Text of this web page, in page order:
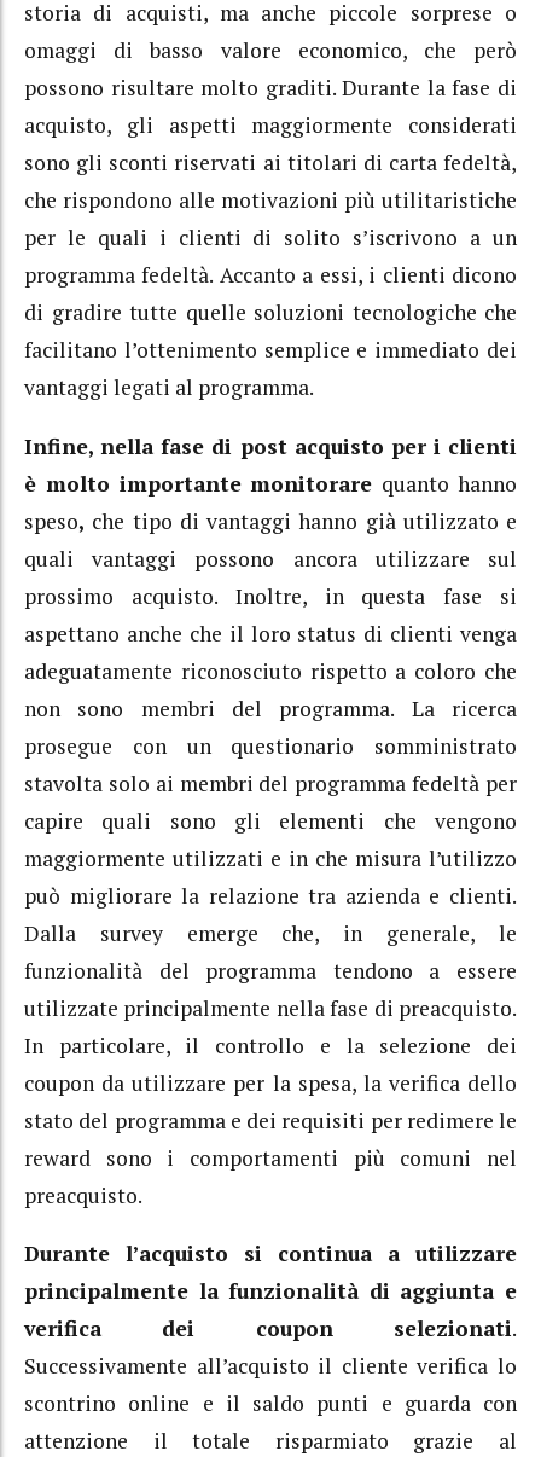
storia di acquisti, ma anche piccole sorprese o
omaggi di basso valore economico, che però
possono risultare molto graditi. Durante la fase di
acquisto, gli aspetti maggiormente considerati
sono gli sconti riservati ai titolari di carta fedeltà,
che rispondono alle motivazioni più utilitaristiche
per le quali i clienti di solito s’iscrivono a un
programma fedeltà. Accanto a essi, i clienti dicono
di gradire tutte quelle soluzioni tecnologiche che
facilitano l’ottenimento semplice e immediato dei
vantaggi legati al programma.
Infine, nella fase di post acquisto per i clienti
è molto importante monitorare quanto hanno
speso, che tipo di vantaggi hanno già utilizzato e
quali vantaggi possono ancora utilizzare sul
prossimo acquisto. Inoltre, in questa fase si
aspettano anche che il loro status di clienti venga
adeguatamente riconosciuto rispetto a coloro che
non sono membri del programma. La ricerca
prosegue con un questionario somministrato
stavolta solo ai membri del programma fedeltà per
capire quali sono gli elementi che vengono
maggiormente utilizzati e in che misura l’utilizzo
può migliorare la relazione tra azienda e clienti.
Dalla survey emerge che, in generale, le
funzionalità del programma tendono a essere
utilizzate principalmente nella fase di preacquisto.
In particolare, il controllo e la selezione dei
coupon da utilizzare per la spesa, la verifica dello
stato del programma e dei requisiti per redimere le
reward sono i comportamenti più comuni nel
preacquisto.
Durante l’acquisto si continua a utilizzare
principalmente la funzionalità di aggiunta e
verifica dei coupon selezionati.
Successivamente all’acquisto il cliente verifica lo
scontrino online e il saldo punti e guarda con
attenzione il totale risparmiato grazie al